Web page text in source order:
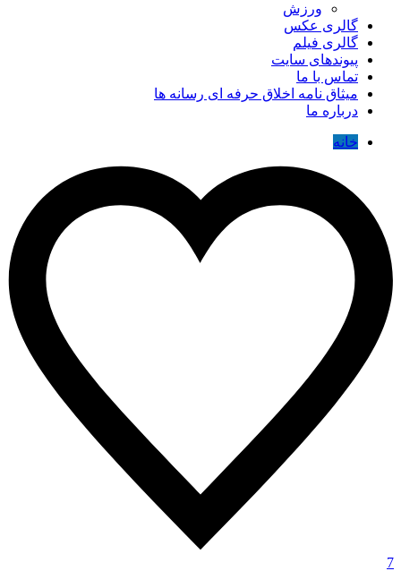
ورزش
گالری عکس
گالری فیلم
پیوندهای سایت
تماس با ما
میثاق نامه اخلاق حرفه ای رسانه ها
درباره ما
خانه
7